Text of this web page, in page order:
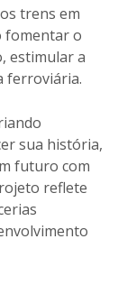
trens em
fomentar o
estimular a
ferroviária.
sua história,
futuro com
reflete